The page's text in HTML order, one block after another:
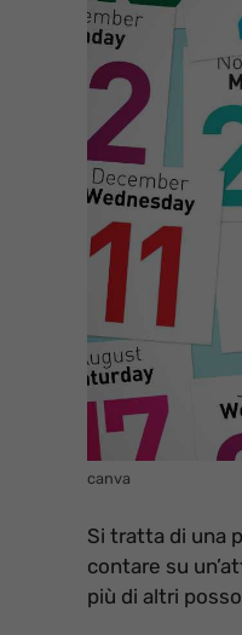
canva
Si tratta di una
contare su
più di altri